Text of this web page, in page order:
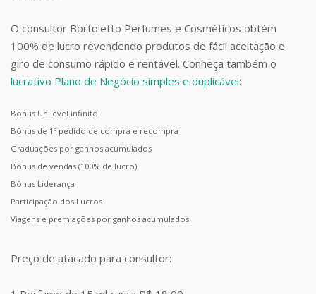
O consultor Bortoletto Perfumes e Cosméticos obtém
100% de lucro revendendo produtos de fácil aceitação e
giro de consumo rápido e rentável. Conheça também o
lucrativo Plano de Negócio simples e duplicável:
Bônus Unilevel infinito
Bônus de 1º pedido de compra e recompra
Graduações por ganhos acumulados
Bônus de vendas (100% de lucro)
Bônus Liderança
Participação dos Lucros
Viagens e premiações por ganhos acumulados
Preço de atacado para consultor: